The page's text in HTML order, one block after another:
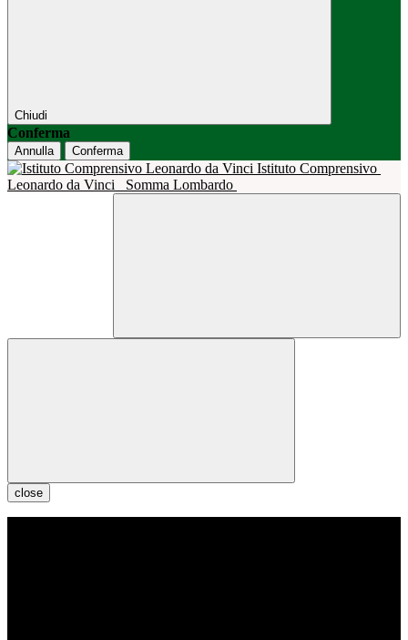
Chiudi
Conferma
Annulla Conferma
Istituto Comprensivo
Leonardo da Vinci
Somma Lombardo
close